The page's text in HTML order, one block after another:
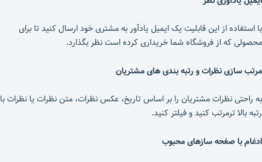
با استفاده از این قابلیت یک ایمیل یادآور به مشتری خود ارسال کنید تا برای
محصولی که از فروشگاه شما خریداری کرده است نظر بگذارد.
مرتب سازی نظرات و رتبه بندی های مشتریان
به راحتی نظرات مشتریان را بر اساس تاریخ، عکس نظرات، متن نظرات یا نظرات با
رتبه بالا ترمرتب کنید و فیلتر کنید.
ادغام با صفحه سازهای محبوب